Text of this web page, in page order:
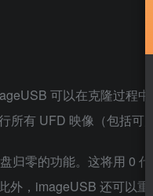
可以在克隆过程
所有 UFD 映像（包括可
归零的功能。这将用 0
外，imageUSB 还可以